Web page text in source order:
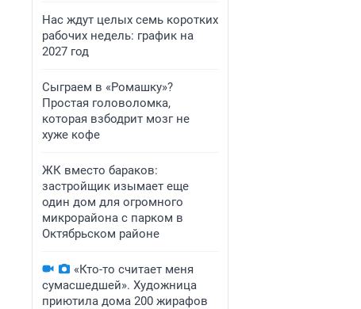
Нас ждут целых семь коротких
рабочих недель: график на
2027 год
Сыграем в «Ромашку»?
Простая головоломка,
которая взбодрит мозг не
хуже кофе
ЖК вместо бараков:
застройщик изымает еще
один дом для огромного
микрорайона с парком в
Октябрьском районе
«Кто-то считает меня
сумасшедшей». Художница
приютила дома 200 жирафов